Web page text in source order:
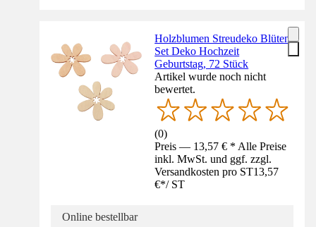
Holzblumen Streudeko Blüten
Set Deko Hochzeit
Geburtstag, 72 Stück
Artikel wurde noch nicht
bewertet.
(0)
Preis — 13,57 € * Alle Preise
inkl. MwSt. und ggf. zzgl.
Versandkosten pro ST13,57
€*/ ST
Online bestellbar